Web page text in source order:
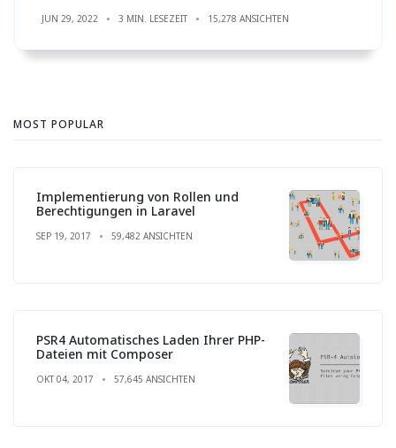
JUN 29, 2022 3 MIN. LESEZEIT 15,278 ANSICHTEN
MOST POPULAR
Implementierung von Rollen und
Berechtigungen in Laravel
SEP 19, 2017 59,482 ANSICHTEN
PSR4 Automatisches Laden Ihrer PHP-
Dateien mit Composer
OKT 04, 2017 57,645 ANSICHTEN